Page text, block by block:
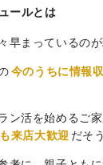
ールとは
早まっているのが
今のうちに情報
ン活を始めるご
来店大歓迎 だそ